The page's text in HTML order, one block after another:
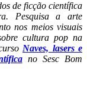
de ficção científica
Pesquisa a arte
nos meios visuais
cultura pop na
Naves, lasers e
no Sesc Bom